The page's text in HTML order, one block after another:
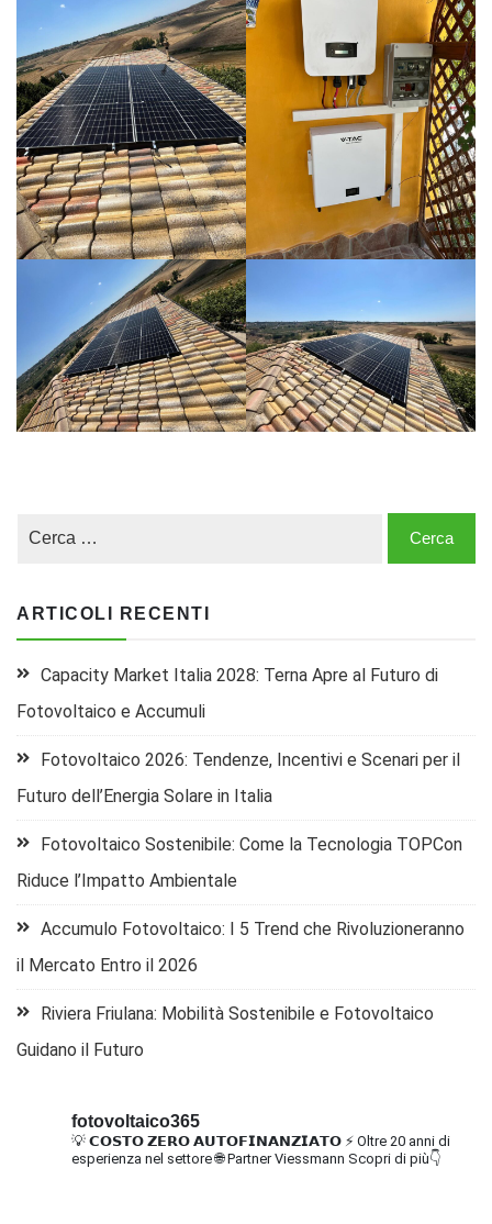
ARTICOLI RECENTI
Capacity Market Italia 2028: Terna Apre al Futuro di
Fotovoltaico e Accumuli
Fotovoltaico 2026: Tendenze, Incentivi e Scenari per il
Futuro dell’Energia Solare in Italia
Fotovoltaico Sostenibile: Come la Tecnologia TOPCon
Riduce l’Impatto Ambientale
Accumulo Fotovoltaico: I 5 Trend che Rivoluzioneranno
il Mercato Entro il 2026
Riviera Friulana: Mobilità Sostenibile e Fotovoltaico
Guidano il Futuro
fotovoltaico365
💡 𝗖𝗢𝗦𝗧𝗢 𝗭𝗘𝗥𝗢 𝗔𝗨𝗧𝗢𝗙𝗜𝗡𝗔𝗡𝗭𝗜𝗔𝗧𝗢 ⚡ Oltre 20 anni di
esperienza nel settore🌐 Partner Viessmann Scopri di più👇